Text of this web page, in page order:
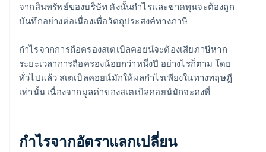
จากสินทรัพย์ของบริษัท ดังนั้นกำไรและขาดทุนจะต้องถูก
บันทึกอย่างต่อเนื่องเพื่อวัตถุประสงค์ทางภาษี
กำไรจากการถือครองสเตเบิลคอยน์จะต้องเสียภาษีหาก
ระยะเวลาการถือครองน้อยกว่าหนึ่งปี อย่างไรก็ตาม โดย
ทั่วไปแล้ว สเตเบิลคอยน์มักให้ผลกำไรเพียงในทางทฤษฎี
เท่านั้น เนื่องจากมูลค่าของสเตเบิลคอยน์มักจะคงที่
กำไรจากอัตราแลกเปลี่ยน